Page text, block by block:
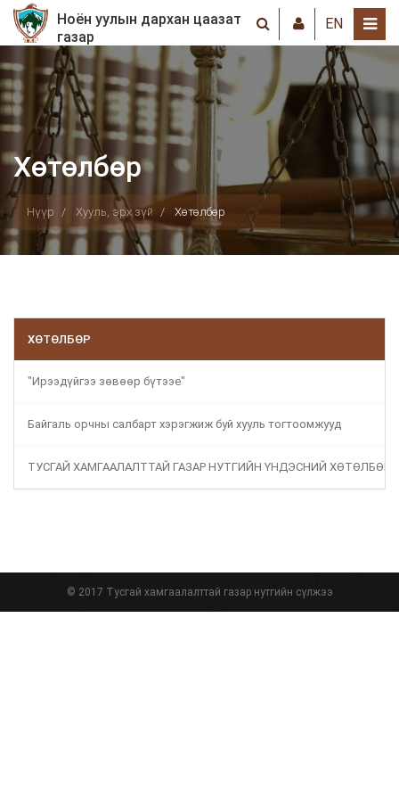
Ноён уулын дархан цаазат
газар
EN
Хөтөлбөр
Нүүр Хууль, эрх зүй Хөтөлбөр
ХӨТӨЛБӨР
"Ирээдүйгээ зөвөөр бүтээе"
Байгаль орчны салбарт хэрэгжиж буй хууль тогтоомжууд
ТУСГАЙ ХАМГААЛАЛТТАЙ ГАЗАР НУТГИЙН ҮНДЭСНИЙ ХӨТӨЛБӨР
© 2017 Тусгай хамгаалалттай газар нутгийн сүлжээ